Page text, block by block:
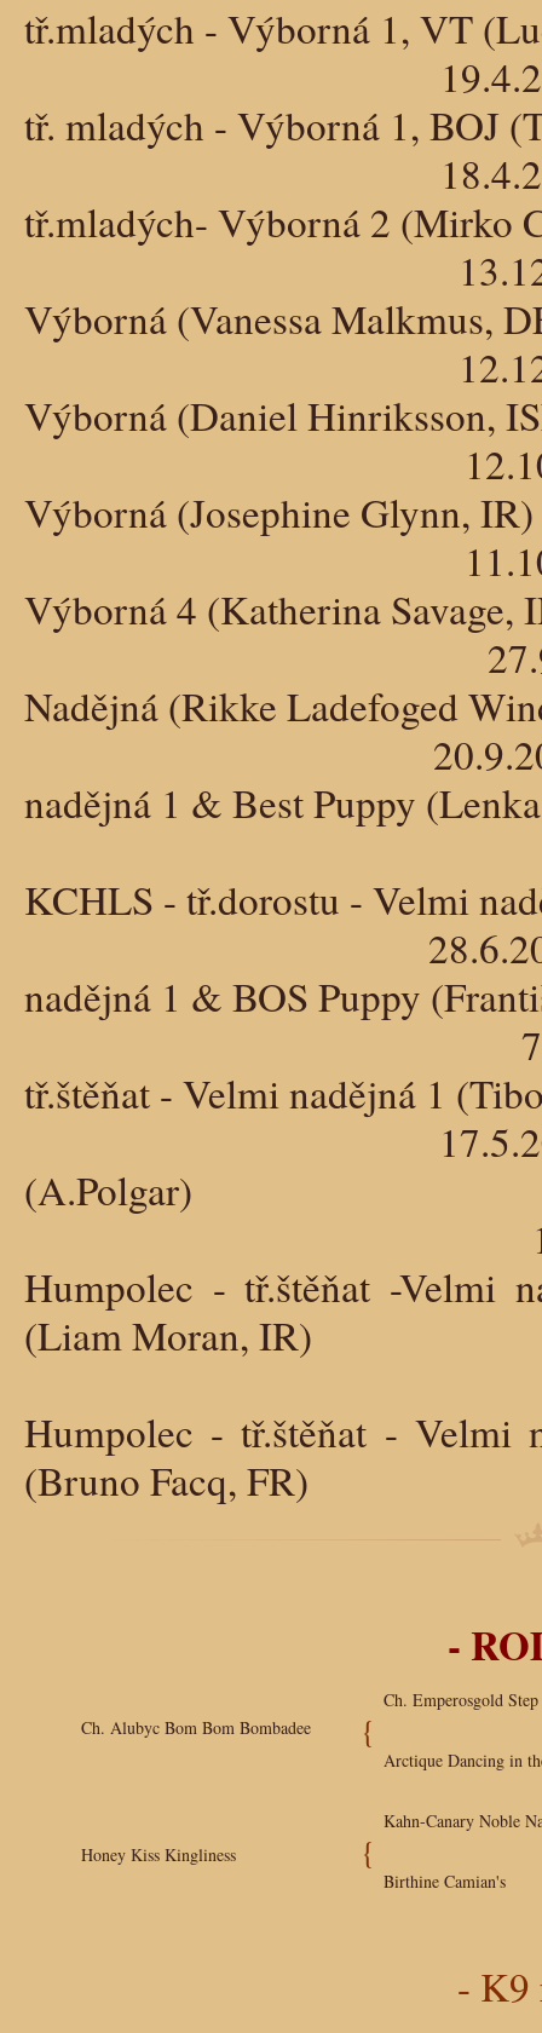
tř.mladých - Výborná 1, VT
19.4.2026 -
tř. mladých - Výborná 1, BOJ
18.4.2026 -
tř.mladých- Výborná 2 (Mirko
13.12.2025 -
Výborná (Vanessa Malkmus,
12.12.2025 -
Výborná (Daniel Hinriksson,
12.10.2025 -
Výborná (Josephine Glynn, IR)
11.10.2025 -
Výborná 4 (Katherina Savage,
27.9.2025 - KVP
Nadějná (Rikke Ladefoged
20.9.2025- MVP
nadějná 1 & Best Puppy
KCHLS - tř.dorostu - Velmi
28.6.2025 - NV
nadějná 1 & BOS Puppy
7.6.2025 -
tř.štěňat - Velmi nadějná 1
17.5.2025 -
(A.Polgar)
11.5.2025 -
Humpolec - tř.štěňat -Velmi
(Liam Moran, IR)
Humpolec - tř.štěňat -
(Bruno Facq, FR)
-
Ch. Alubyc Bom Bom Bombadee
Honey Kiss Kingliness
{
Ch. Emperosgold
Arctique Dancing in
{
Kahn-Canary Noble
Birthine Camian's
- K9